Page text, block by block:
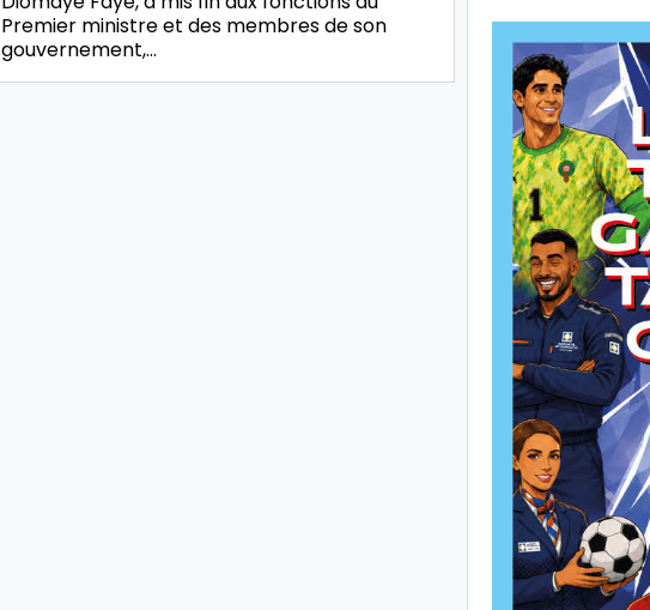
Premier ministre et des membres de son
gouvernement,…